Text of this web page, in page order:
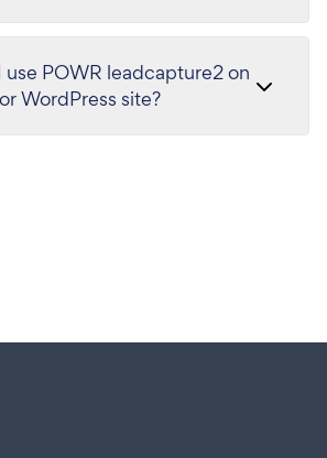
POWR leadcapture2 on
WordPress site?